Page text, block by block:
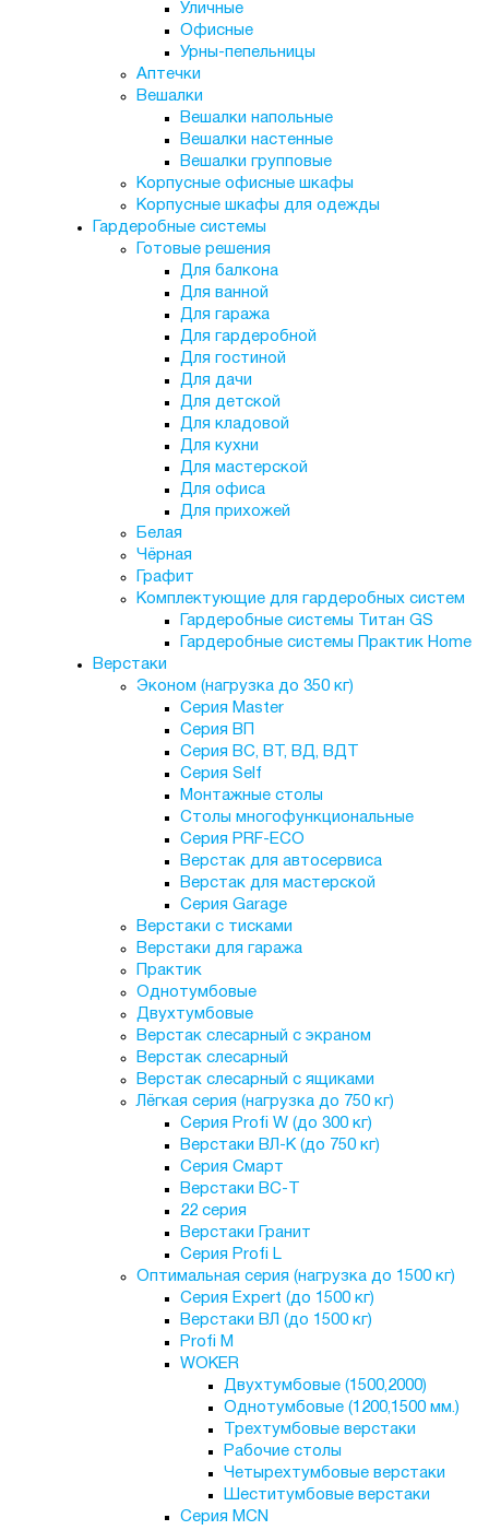
Уличные
Офисные
Урны-пепельницы
Аптечки
Вешалки
Вешалки напольные
Вешалки настенные
Вешалки групповые
Корпусные офисные шкафы
Корпусные шкафы для одежды
Гардеробные системы
Готовые решения
Для балкона
Для ванной
Для гаража
Для гардеробной
Для гостиной
Для дачи
Для детской
Для кладовой
Для кухни
Для мастерской
Для офиса
Для прихожей
Белая
Чёрная
Графит
Комплектующие для гардеробных систем
Гардеробные системы Титан GS
Гардеробные системы Практик Home
Верстаки
Эконом (нагрузка до 350 кг)
Серия Master
Серия ВП
Серия ВС, ВТ, ВД, ВДТ
Серия Self
Монтажные столы
Столы многофункциональные
Серия PRF-ECO
Верстак для автосервиса
Верстак для мастерской
Серия Garage
Верстаки с тисками
Верстаки для гаража
Практик
Однотумбовые
Двухтумбовые
Верстак слесарный с экраном
Верстак слесарный
Верстак слесарный с ящиками
Лёгкая серия (нагрузка до 750 кг)
Серия Profi W (до 300 кг)
Верстаки ВЛ-К (до 750 кг)
Серия Смарт
Верстаки ВС-Т
22 серия
Верстаки Гранит
Серия Profi L
Оптимальная серия (нагрузка до 1500 кг)
Серия Expert (до 1500 кг)
Верстаки ВЛ (до 1500 кг)
Profi M
WOKER
Двухтумбовые (1500,2000)
Однотумбовые (1200,1500 мм.)
Трехтумбовые верстаки
Рабочие столы
Четырехтумбовые верстаки
Шеститумбовые верстаки
Серия MCN